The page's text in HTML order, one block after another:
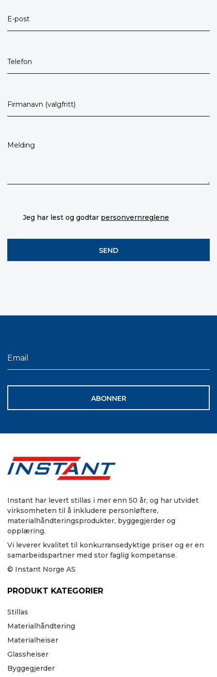
Jeg har lest og godtar personvernreglene
ABONNER
Instant har levert stillas i mer enn 50 år, og har utvidet
virksomheten til å inkludere personløftere,
materialhåndteringsprodukter, byggegjerder og
opplæring.
Vi leverer kvalitet til konkurransedyktige priser og er en
samarbeidspartner med stor faglig kompetanse.
© Instant Norge AS
PRODUKT KATEGORIER
Stillas
Materialhåndtering
Materialheiser
Glassheiser
Byggegjerder